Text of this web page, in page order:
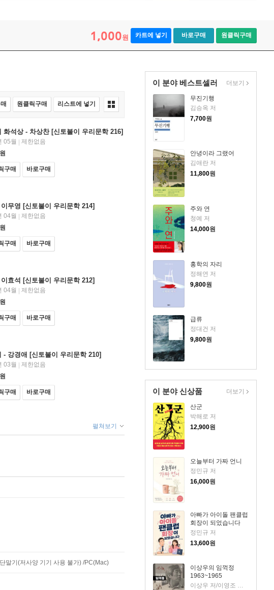
1,000원 카트에 넣기 바로구매 원클릭구매
이 분야 베스트셀러
무진기행
김승옥 저
7,700원
안녕이라 그랬어
김애란 저
11,800원
주와 연
청예 저
14,000원
홍학의 자리
정해연 저
9,800원
급류
정대건 저
9,800원
더보기
이 분야 신상품
산군
박해로 저
12,900원
오늘부터 가짜 언니
정민규 저
16,000원
아빠가 아이돌 팬클럽
회장이 되었습니다
정민규 저
13,600원
이상우의 임꺽정
1963~1965
이상우 저/이영조 그림
더보기
원클릭구매 리스트에 넣기
화석상 - 차상찬 [신토불이 우리문학 216]
05월
제한없음
원
구매 바로구매
무영 [신토불이 우리문학 214]
04월
제한없음
원
구매 바로구매
효석 [신토불이 우리문학 212]
04월
제한없음
원
구매 바로구매
- 강경애 [신토불이 우리문학 210]
03월
제한없음
원
구매 바로구매
펼쳐보기
말기(저사양 기기 사용 불가) /PC(Mac)